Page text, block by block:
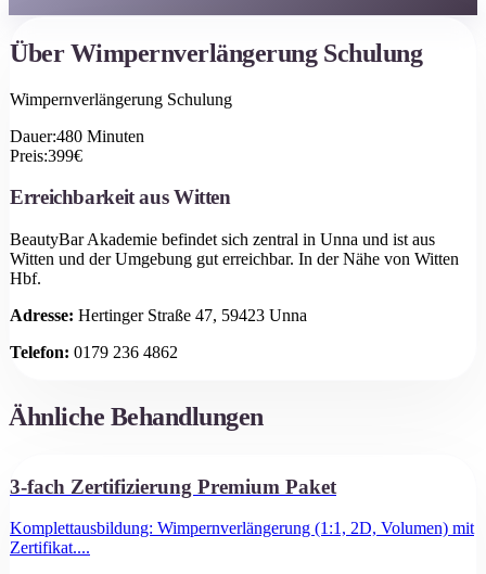
ÜberWimpernverlängerung Schulung
Wimpernverlängerung Schulung
Dauer:480 Minuten
Preis:399€
Erreichbarkeit ausWitten
BeautyBar Akademie befindet sich zentral in Unna und ist aus
Witten und der Umgebung gut erreichbar. In der Nähe von Witten
Hbf.
Adresse: Hertinger Straße 47, 59423 Unna
Telefon: 0179 236 4862
Ähnliche Behandlungen
3-fach Zertifizierung Premium Paket
Komplettausbildung: Wimpernverlängerung (1:1, 2D, Volumen) mit
Zertifikat....